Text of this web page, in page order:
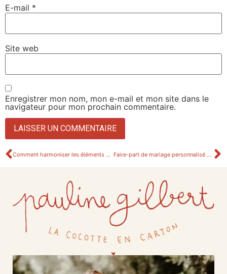
E-mail *
Site web
Enregistrer mon nom, mon e-mail et mon site dans le
navigateur pour mon prochain commentaire.
Comment harmoniser les éléments de papeterie de mariage. Faire-part de mariage personnalisé de Clémence & Julien.